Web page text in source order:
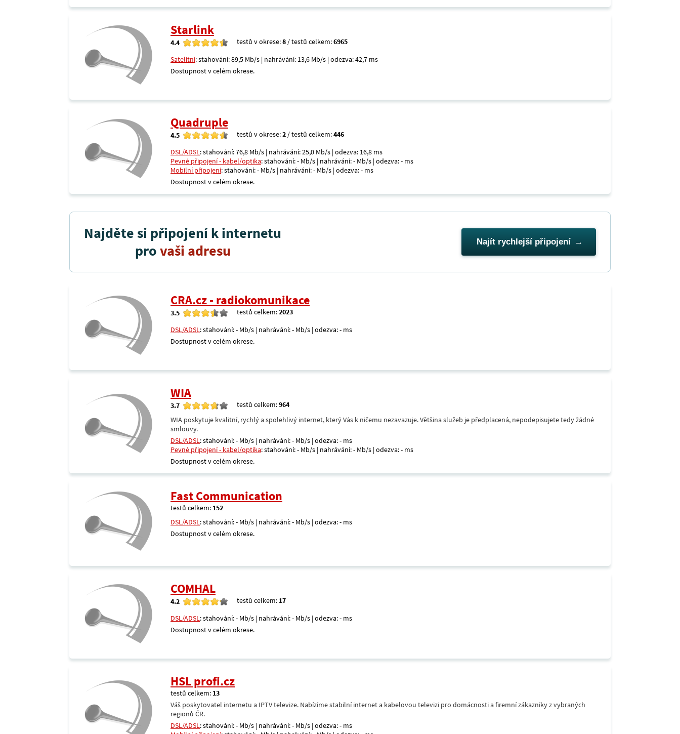
Starlink
4.4 testů v okrese:8 / testů celkem:6965
Satelitní: stahování: 89,5 Mb/s | nahrávání: 13,6 Mb/s | odezva: 42,7 ms
Dostupnost v celém okrese.
Quadruple
4.5 testů v okrese:2 / testů celkem:446
DSL/ADSL: stahování: 76,8 Mb/s | nahrávání: 25,0 Mb/s | odezva: 16,8 ms
Pevné připojení - kabel/optika: stahování: - Mb/s | nahrávání: - Mb/s | odezva: - ms
Mobilní připojení: stahování: - Mb/s | nahrávání: - Mb/s | odezva: - ms
Dostupnost v celém okrese.
Najděte si připojení k internetu
provaši adresu Najít rychlejší připojení
CRA.cz - radiokomunikace
3.5 testů celkem:2023
DSL/ADSL: stahování: - Mb/s | nahrávání: - Mb/s | odezva: - ms
Dostupnost v celém okrese.
WIA
3.7 testů celkem:964
WIA poskytuje kvalitní, rychlý a spolehlivý internet, který Vás k ničemu nezavazuje. Většina služeb je předplacená, nepodepisujete tedy žádné
smlouvy.
DSL/ADSL: stahování: - Mb/s | nahrávání: - Mb/s | odezva: - ms
Pevné připojení - kabel/optika: stahování: - Mb/s | nahrávání: - Mb/s | odezva: - ms
Dostupnost v celém okrese.
Fast Communication
testů celkem: 152
DSL/ADSL: stahování: - Mb/s | nahrávání: - Mb/s | odezva: - ms
Dostupnost v celém okrese.
COMHAL
4.2 testů celkem: 17
DSL/ADSL: stahování: - Mb/s | nahrávání: - Mb/s | odezva: - ms
Dostupnost v celém okrese.
HSL profi.cz
testů celkem: 13
Váš poskytovatel internetu a IPTV televize. Nabízíme stabilní internet a kabelovou televizi pro domácnosti a firemní zákazníky z vybraných
regionů ČR.
DSL/ADSL: stahování: - Mb/s | nahrávání: - Mb/s | odezva: - ms